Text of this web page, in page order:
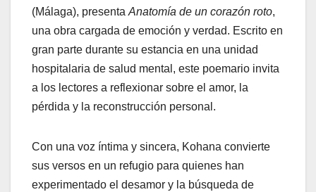
(Málaga), presenta Anatomía de un corazón roto,
una obra cargada de emoción y verdad. Escrito en
gran parte durante su estancia en una unidad
hospitalaria de salud mental, este poemario invita
a los lectores a reflexionar sobre el amor, la
pérdida y la reconstrucción personal.
Con una voz íntima y sincera, Kohana convierte
sus versos en un refugio para quienes han
experimentado el desamor y la búsqueda de